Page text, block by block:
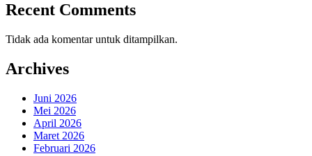
Recent Comments
Tidak ada komentar untuk ditampilkan.
Archives
Juni 2026
Mei 2026
April 2026
Maret 2026
Februari 2026